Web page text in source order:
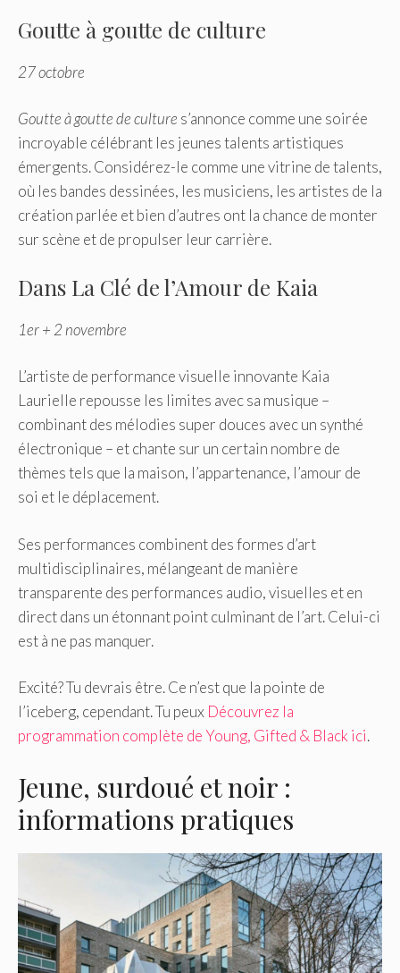
Goutte à goutte de culture
27 octobre
Goutte à goutte de culture s’annonce comme une soirée
incroyable célébrant les jeunes talents artistiques
émergents. Considérez-le comme une vitrine de talents,
où les bandes dessinées, les musiciens, les artistes de la
création parlée et bien d’autres ont la chance de monter
sur scène et de propulser leur carrière.
Dans La Clé de l’Amour de Kaia
1er + 2 novembre
L’artiste de performance visuelle innovante Kaia
Laurielle repousse les limites avec sa musique –
combinant des mélodies super douces avec un synthé
électronique – et chante sur un certain nombre de
thèmes tels que la maison, l’appartenance, l’amour de
soi et le déplacement.
Ses performances combinent des formes d’art
multidisciplinaires, mélangeant de manière
transparente des performances audio, visuelles et en
direct dans un étonnant point culminant de l’art. Celui-ci
est à ne pas manquer.
Excité? Tu devrais être. Ce n’est que la pointe de
l’iceberg, cependant. Tu peux Découvrez la
programmation complète de Young, Gifted & Black ici.
Jeune, surdoué et noir :
informations pratiques